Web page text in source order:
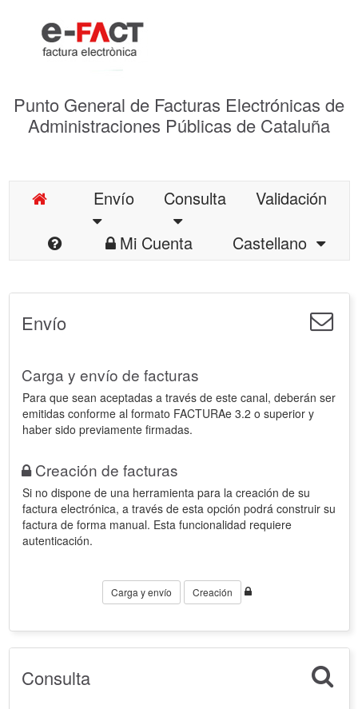
Punto General de Facturas Electrónicas de
Administraciones Públicas de Cataluña
Envío Consulta
Validación
Mi Cuenta
Castellano
Envío
Carga y envío de facturas
Para que sean aceptadas a través de este canal, deberán ser
emitidas conforme al formato FACTURAe 3.2 o superior y
haber sido previamente firmadas.
Creación de facturas
Si no dispone de una herramienta para la creación de su
factura electrónica, a través de esta opción podrá construir su
factura de forma manual. Esta funcionalidad requiere
autenticación.
Carga y envío Creación
Consulta